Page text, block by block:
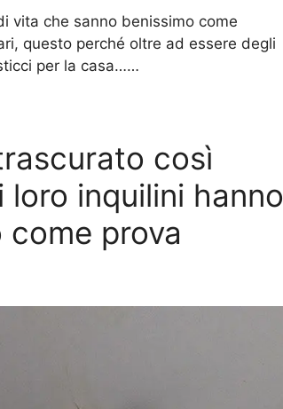
vita che sanno benissimo come
questo perché oltre ad essere degli
per la casa……
così
inquilini hanno
prova